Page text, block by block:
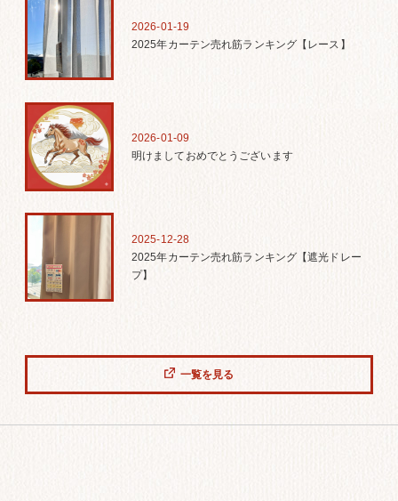
2026-01-19
2025年カーテン売れ筋ランキング【レース】
2026-01-09
明けましておめでとうございます
2025-12-28
2025年カーテン売れ筋ランキング【遮光ドレー
プ】
一覧を見る